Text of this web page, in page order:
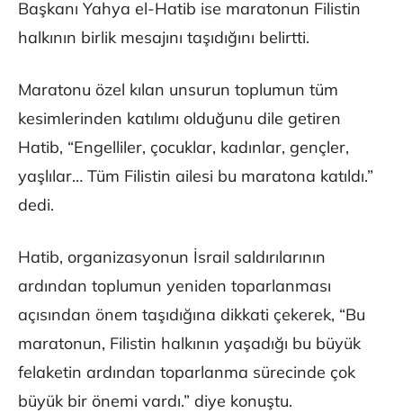
Başkanı Yahya el-Hatib ise maratonun Filistin
halkının birlik mesajını taşıdığını belirtti.
Maratonu özel kılan unsurun toplumun tüm
kesimlerinden katılımı olduğunu dile getiren
Hatib, “Engelliler, çocuklar, kadınlar, gençler,
yaşlılar… Tüm Filistin ailesi bu maratona katıldı.”
dedi.
Hatib, organizasyonun İsrail saldırılarının
ardından toplumun yeniden toparlanması
açısından önem taşıdığına dikkati çekerek, “Bu
maratonun, Filistin halkının yaşadığı bu büyük
felaketin ardından toparlanma sürecinde çok
büyük bir önemi vardı.” diye konuştu.